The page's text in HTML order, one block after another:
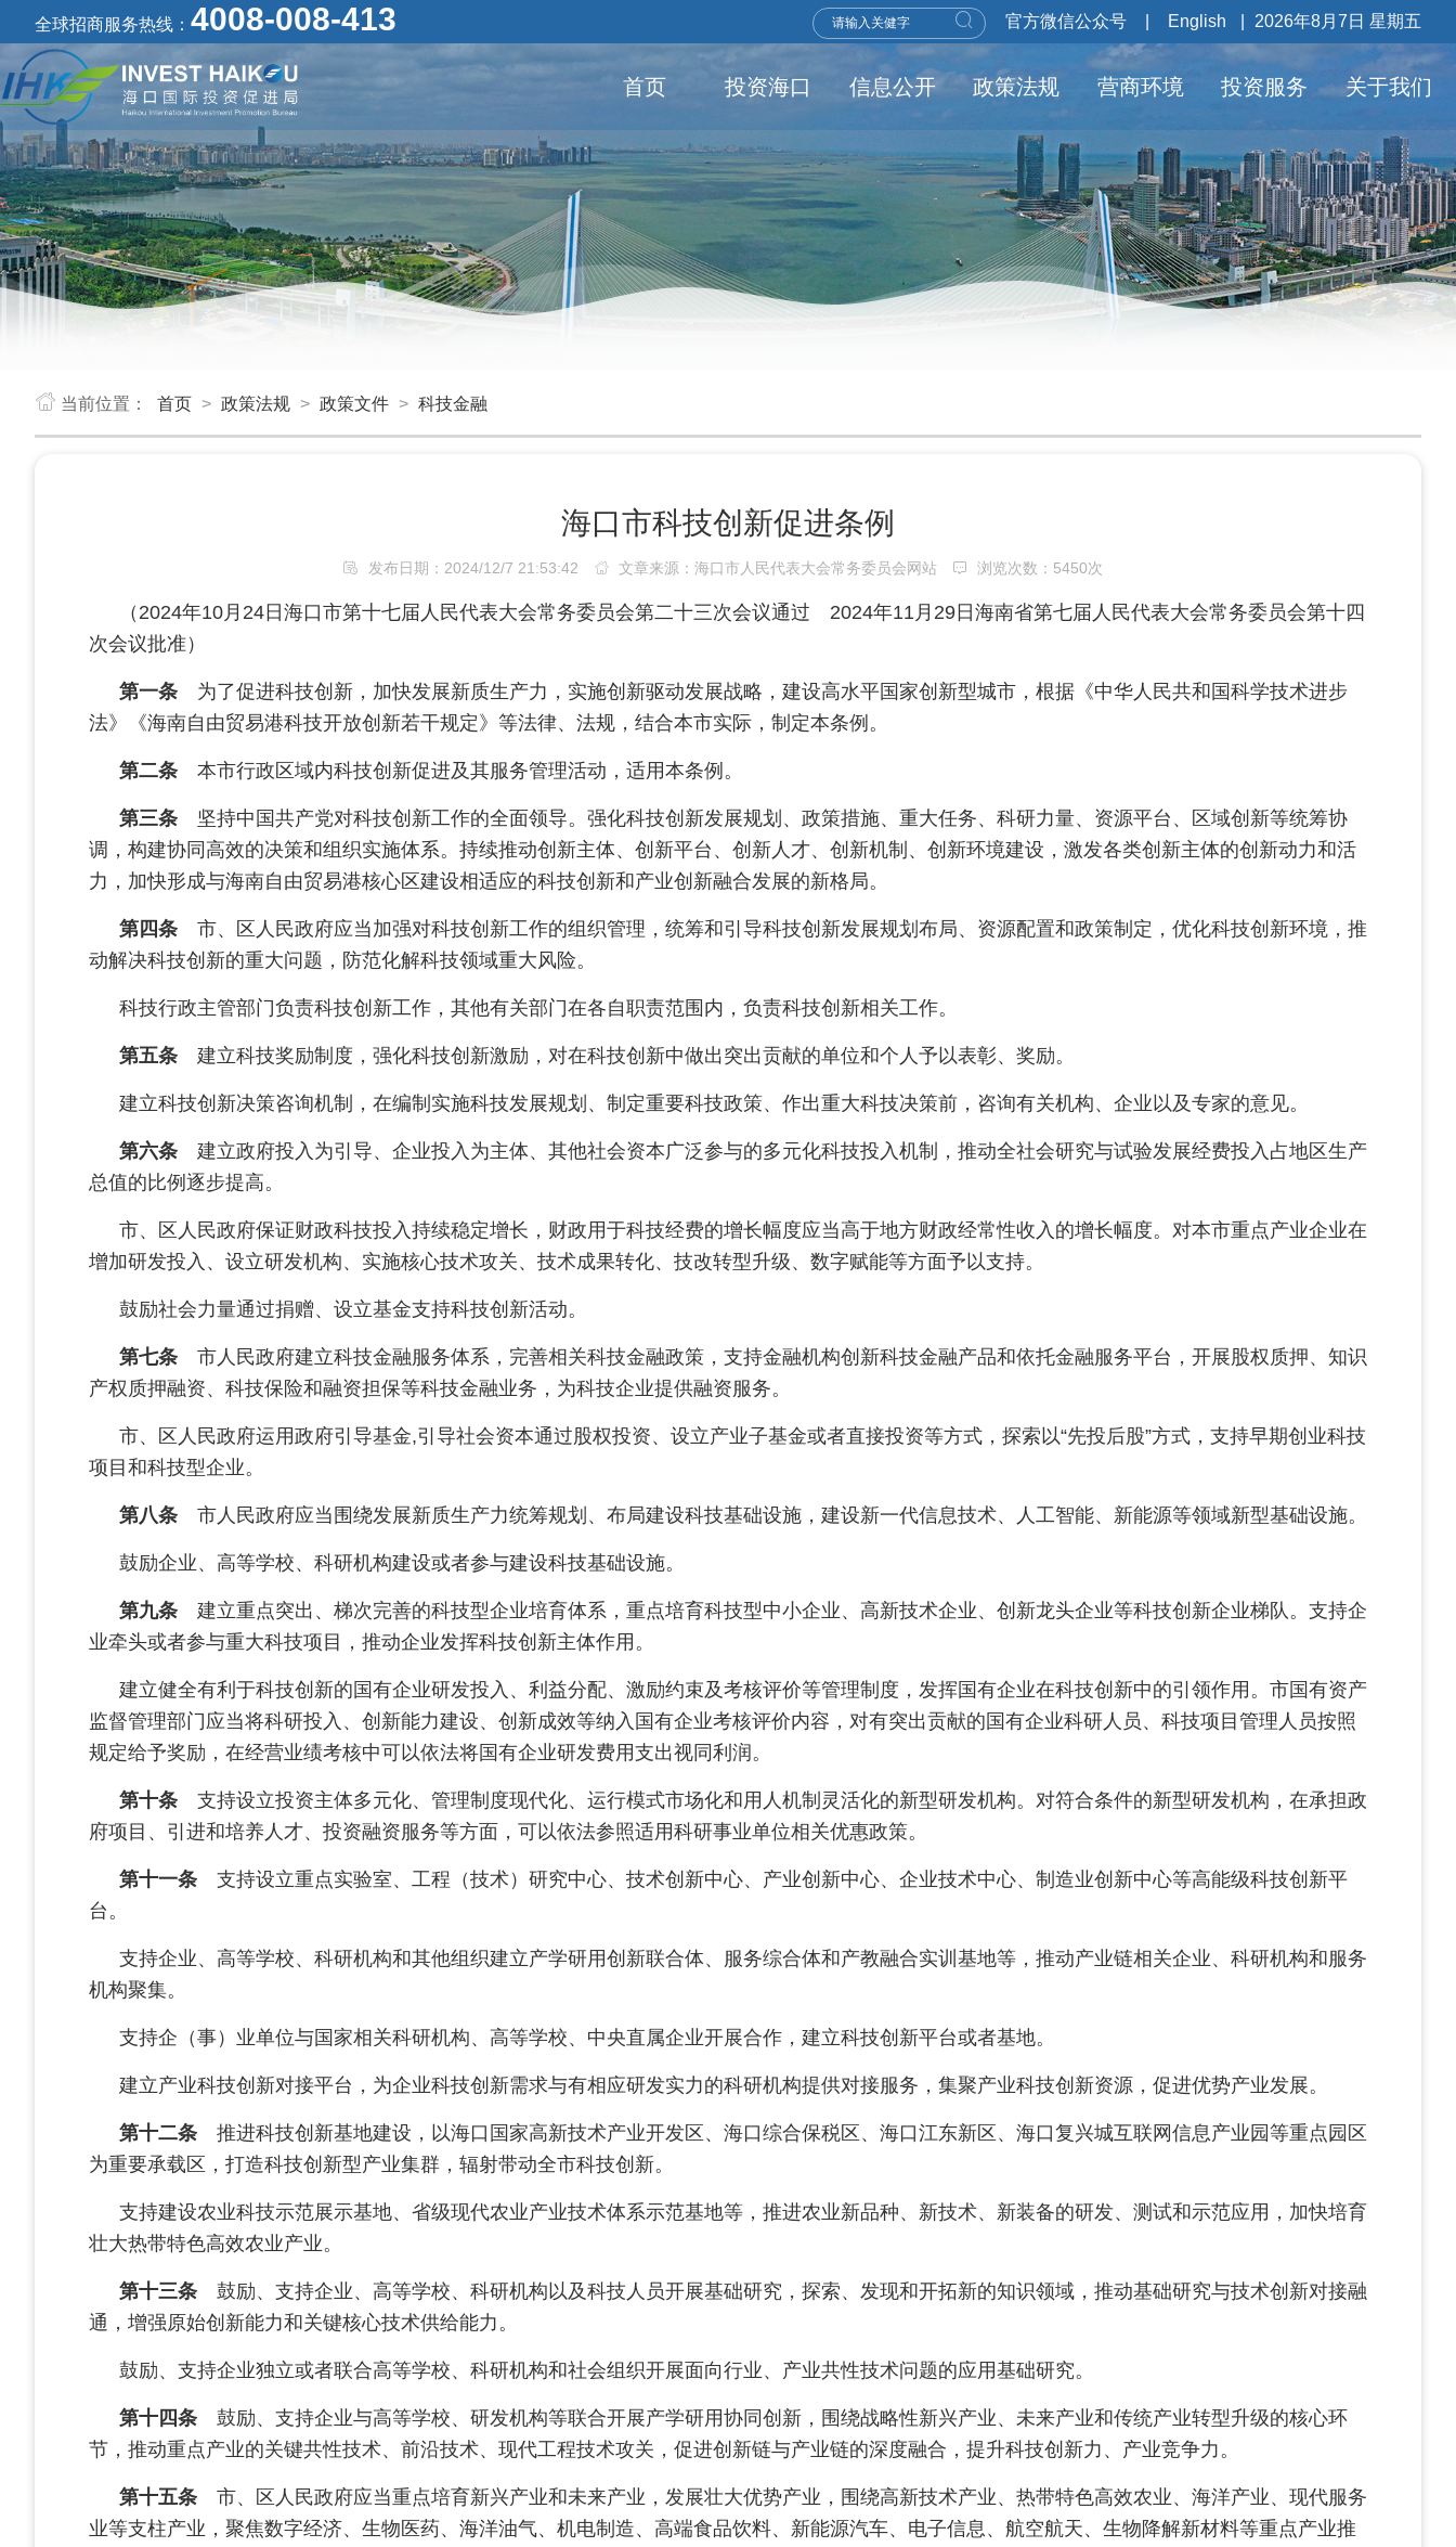
全球招商服务热线： 4008-008-413 官方微信公众号 English 2026年8月7日 星期五
首页 投资海口 信息公开 政策法规 营商环境 投资服务 关于我们
当前位置： 首页 > 政策法规 > 政策文件 > 科技金融
海口市科技创新促进条例
发布日期：2024/12/7 21:53:42 文章来源：海口市人民代表大会常务委员会网站 浏览次数： 5450次
（2024年10月24日海口市第十七届人民代表大会常务委员会第二十三次会议通过 2024年11月29日海南省第七届人民代表大会常务委员会第十四
次会议批准）
第一条 为了促进科技创新，加快发展新质生产力，实施创新驱动发展战略，建设高水平国家创新型城市，根据《中华人民共和国科学技术进步
法》《海南自由贸易港科技开放创新若干规定》等法律、法规，结合本市实际，制定本条例。
第二条 本市行政区域内科技创新促进及其服务管理活动，适用本条例。
第三条 坚持中国共产党对科技创新工作的全面领导。强化科技创新发展规划、政策措施、重大任务、科研力量、资源平台、区域创新等统筹协
调，构建协同高效的决策和组织实施体系。持续推动创新主体、创新平台、创新人才、创新机制、创新环境建设，激发各类创新主体的创新动力和活
力，加快形成与海南自由贸易港核心区建设相适应的科技创新和产业创新融合发展的新格局。
第四条 市、区人民政府应当加强对科技创新工作的组织管理，统筹和引导科技创新发展规划布局、资源配置和政策制定，优化科技创新环境，推
动解决科技创新的重大问题，防范化解科技领域重大风险。
科技行政主管部门负责科技创新工作，其他有关部门在各自职责范围内，负责科技创新相关工作。
第五条 建立科技奖励制度，强化科技创新激励，对在科技创新中做出突出贡献的单位和个人予以表彰、奖励。
建立科技创新决策咨询机制，在编制实施科技发展规划、制定重要科技政策、作出重大科技决策前，咨询有关机构、企业以及专家的意见。
第六条 建立政府投入为引导、企业投入为主体、其他社会资本广泛参与的多元化科技投入机制，推动全社会研究与试验发展经费投入占地区生产
总值的比例逐步提高。
市、区人民政府保证财政科技投入持续稳定增长，财政用于科技经费的增长幅度应当高于地方财政经常性收入的增长幅度。对本市重点产业企业在
增加研发投入、设立研发机构、实施核心技术攻关、技术成果转化、技改转型升级、数字赋能等方面予以支持。
鼓励社会力量通过捐赠、设立基金支持科技创新活动。
第七条 市人民政府建立科技金融服务体系，完善相关科技金融政策，支持金融机构创新科技金融产品和依托金融服务平台，开展股权质押、知识
产权质押融资、科技保险和融资担保等科技金融业务，为科技企业提供融资服务。
市、区人民政府运用政府引导基金,引导社会资本通过股权投资、设立产业子基金或者直接投资等方式，探索以“先投后股”方式，支持早期创业科技
项目和科技型企业。
第八条 市人民政府应当围绕发展新质生产力统筹规划、布局建设科技基础设施，建设新一代信息技术、人工智能、新能源等领域新型基础设施。
鼓励企业、高等学校、科研机构建设或者参与建设科技基础设施。
第九条 建立重点突出、梯次完善的科技型企业培育体系，重点培育科技型中小企业、高新技术企业、创新龙头企业等科技创新企业梯队。支持企
业牵头或者参与重大科技项目，推动企业发挥科技创新主体作用。
建立健全有利于科技创新的国有企业研发投入、利益分配、激励约束及考核评价等管理制度，发挥国有企业在科技创新中的引领作用。市国有资产
监督管理部门应当将科研投入、创新能力建设、创新成效等纳入国有企业考核评价内容，对有突出贡献的国有企业科研人员、科技项目管理人员按照
规定给予奖励，在经营业绩考核中可以依法将国有企业研发费用支出视同利润。
第十条 支持设立投资主体多元化、管理制度现代化、运行模式市场化和用人机制灵活化的新型研发机构。对符合条件的新型研发机构，在承担政
府项目、引进和培养人才、投资融资服务等方面，可以依法参照适用科研事业单位相关优惠政策。
第十一条 支持设立重点实验室、工程（技术）研究中心、技术创新中心、产业创新中心、企业技术中心、制造业创新中心等高能级科技创新平
台。
支持企业、高等学校、科研机构和其他组织建立产学研用创新联合体、服务综合体和产教融合实训基地等，推动产业链相关企业、科研机构和服务
机构聚集。
支持企（事）业单位与国家相关科研机构、高等学校、中央直属企业开展合作，建立科技创新平台或者基地。
建立产业科技创新对接平台，为企业科技创新需求与有相应研发实力的科研机构提供对接服务，集聚产业科技创新资源，促进优势产业发展。
第十二条 推进科技创新基地建设，以海口国家高新技术产业开发区、海口综合保税区、海口江东新区、海口复兴城互联网信息产业园等重点园区
为重要承载区，打造科技创新型产业集群，辐射带动全市科技创新。
支持建设农业科技示范展示基地、省级现代农业产业技术体系示范基地等，推进农业新品种、新技术、新装备的研发、测试和示范应用，加快培育
壮大热带特色高效农业产业。
第十三条 鼓励、支持企业、高等学校、科研机构以及科技人员开展基础研究，探索、发现和开拓新的知识领域，推动基础研究与技术创新对接融
通，增强原始创新能力和关键核心技术供给能力。
鼓励、支持企业独立或者联合高等学校、科研机构和社会组织开展面向行业、产业共性技术问题的应用基础研究。
第十四条 鼓励、支持企业与高等学校、研发机构等联合开展产学研用协同创新，围绕战略性新兴产业、未来产业和传统产业转型升级的核心环
节，推动重点产业的关键共性技术、前沿技术、现代工程技术攻关，促进创新链与产业链的深度融合，提升科技创新力、产业竞争力。
第十五条 市、区人民政府应当重点培育新兴产业和未来产业，发展壮大优势产业，围绕高新技术产业、热带特色高效农业、海洋产业、现代服务
业等支柱产业，聚焦数字经济、生物医药、海洋油气、机电制造、高端食品饮料、新能源汽车、电子信息、航空航天、生物降解新材料等重点产业推